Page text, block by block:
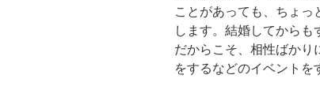
ことがあっても、ちょっ
します。結婚してから
だからこそ、相性ばかり
をするなどのイベントを